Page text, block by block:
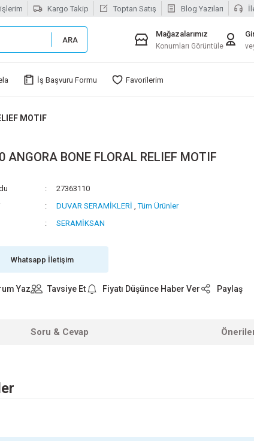
Kargo Takip Toptan Satış Blog Yazıları
ARA
Mağazalarımız
Konumları Görüntüle
İş Başvuru Formu Favorilerim
MOTIF
ANGORA BONE FLORAL RELIEF MOTIF
27363110
DUVAR SERAMİKLERİ ,Tüm Ürünler
SERAMİKSAN
Whatsapp İletişim
Yaz Tavsiye Et Fiyatı Düşünce Haber Ver Paylaş
Soru & Cevap
ROLYEF-2 30X60 TRUVA GRİ 10X20 METRO